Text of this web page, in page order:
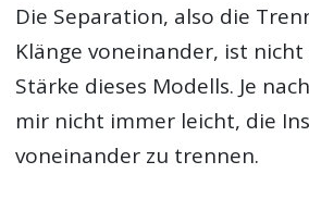
Die Separation, also die
Klänge voneinander, ist
Stärke dieses Modells. Je
mir nicht immer leicht, die
voneinander zu trennen.